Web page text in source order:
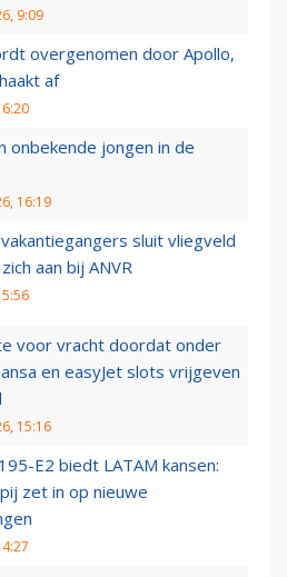
9:09
overgenomen door Apollo,
af
onbekende jongen in de
16:19
sluit vliegveld
aan bij ANVR
voor vracht doordat onder
en easyJet slots vrijgeven
15:16
E2 biedt LATAM kansen:
zet in op nieuwe